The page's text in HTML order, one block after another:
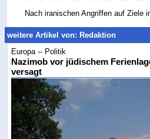
Nach iranischen Angriffen auf Ziele
weitere Artikel von: Redaktion
Europa -- Politik
Nazimob vor jüdischem
versagt